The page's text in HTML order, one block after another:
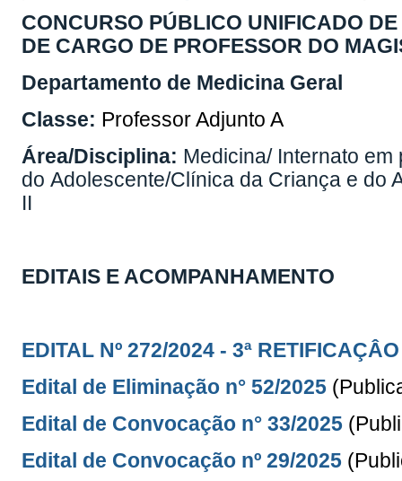
CONCURSO PÚBLICO UNIFICADO
DE CARGO DE PROFESSOR DO
Departamento de Medicina Geral
Classe: Professor Adjunto A
Área/Disciplina: Medicina/ Internato
do Adolescente/Clínica da Criança e do
II
EDITAIS E ACOMPANHAMENTO
EDITAL Nº 272/2024 -3ª RETIFICAÇÂO
Edital de Eliminação n° 52/2025
Edital de Convocação n° 33/2025
Edital de Convocação nº 29/2025